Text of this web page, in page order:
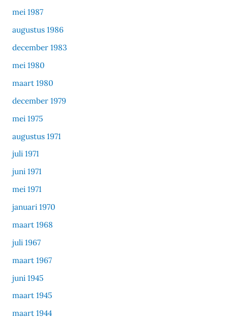
mei 1987
augustus 1986
december 1983
mei 1980
maart 1980
december 1979
mei 1975
augustus 1971
juli 1971
juni 1971
mei 1971
januari 1970
maart 1968
juli 1967
maart 1967
juni 1945
maart 1945
maart 1944